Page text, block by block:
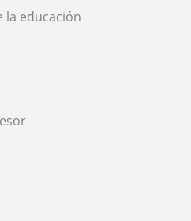
la educación